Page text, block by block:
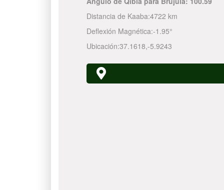
Distancia de Kaaba:4722 km
Deflexión Magnética:-1.95°
Ubicación:37.1618,-5.9243